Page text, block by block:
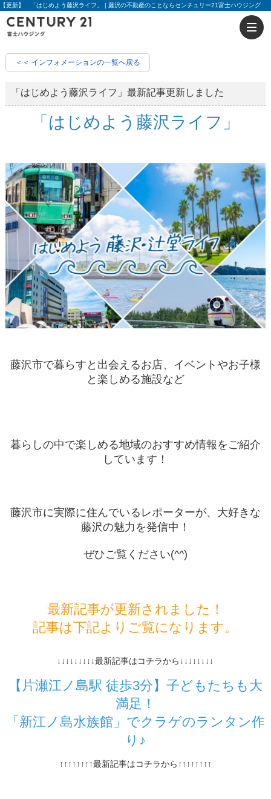
【更新】 「はじめよう藤沢ライフ」 | 藤沢の不動産のことならセンチュリー21富士ハウジング
＜＜ インフォメーションの一覧へ戻る
「はじめよう藤沢ライフ」最新記事更新しました
「はじめよう藤沢ライフ」
藤沢市で暮らすと出会えるお店、イベントやお子様
と楽しめる施設など
暮らしの中で楽しめる地域のおすすめ情報をご紹介
しています！
藤沢市に実際に住んでいるレポーターが、大好きな
藤沢の魅力を発信中！
ぜひご覧ください(^^)
最新記事が更新されました！
記事は下記よりご覧になります。
↓↓↓↓↓↓↓↓↓最新記事はコチラから↓↓↓↓↓↓↓↓
【片瀬江ノ島駅 徒歩3分】子どもたちも大
満足！
「新江ノ島水族館」でクラゲのランタン作
り♪
↑↑↑↑↑↑↑↑最新記事はコチラから↑↑↑↑↑↑↑↑